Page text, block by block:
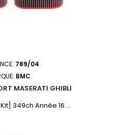
789/04
BMC
MASERATI GHIBLI
349ch Année 16 ...